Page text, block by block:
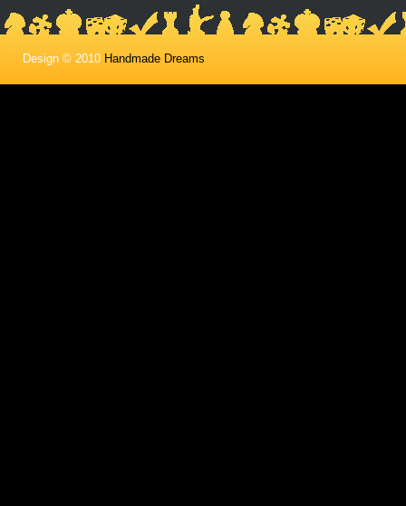
Design © 2010 Handmade Dreams